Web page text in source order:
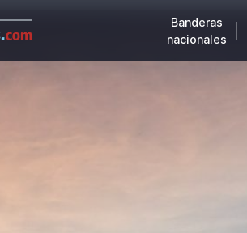
Banderas
nacionales